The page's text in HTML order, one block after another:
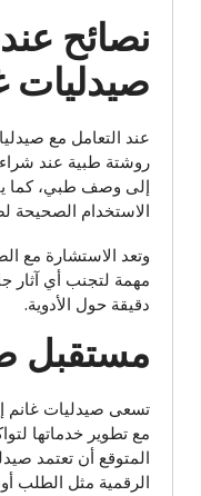
نصائح
صيدليات
عند التعامل مع
روشتة طبية عند شراء
إلى وصف طبي، كما
الاستخدام الصحيحة
وتعد الاستشارة مع
مهمة لتجنب أي آثار
دقيقة حول الأدوية.
مستقبل
تسعى صيدليات غانم
مع تطوير خدماتها
المتوقع أن تعتمد
الرقمية مثل الطلب